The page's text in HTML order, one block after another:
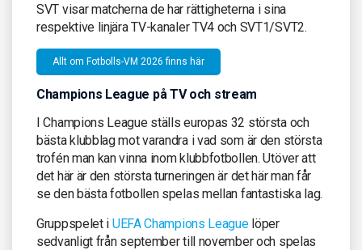
SVT visar matcherna de har rättigheterna i sina
respektive linjära TV-kanaler TV4 och SVT1/SVT2.
Allt om Fotbolls-VM 2026 finns här
Champions League på TV och stream
I Champions League ställs europas 32 största och
bästa klubblag mot varandra i vad som är den största
trofén man kan vinna inom klubbfotbollen. Utöver att
det här är den största turneringen är det här man får
se den bästa fotbollen spelas mellan fantastiska lag.
Gruppspelet i UEFA Champions Leaguelöper
sedvanligt från september till november och spelas